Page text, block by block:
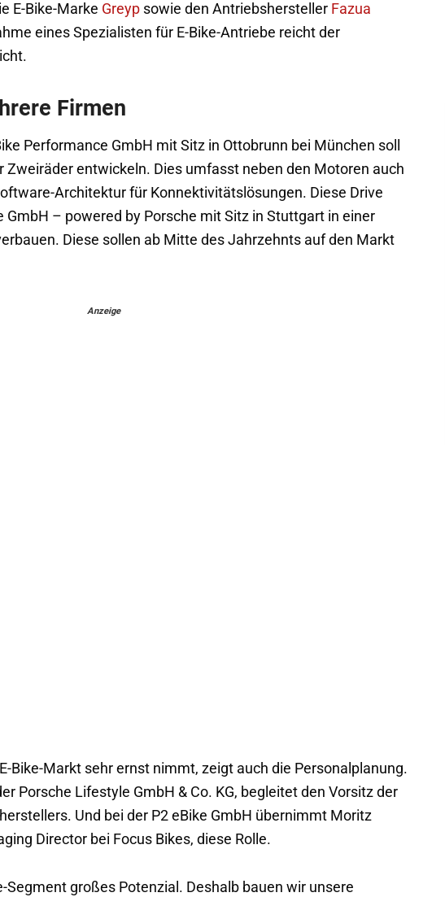
E-Bike-Marke Greyp sowie den Antriebshersteller Fazua
eines Spezialisten für E-Bike-Antriebe reicht der
Firmen
Performance GmbH mit Sitz in Ottobrunn bei München soll
entwickeln. Dies umfasst neben den Motoren auch
Architektur für Konnektivitätslösungen. Diese Drive
GmbH – powered by Porsche mit Sitz in Stuttgart in einer
Diese sollen ab Mitte des Jahrzehnts auf den Markt
Anzeige
Bike-Markt sehr ernst nimmt, zeigt auch die Personalplanung.
Porsche Lifestyle GmbH & Co. KG, begleitet den Vorsitz der
Und bei der P2 eBike GmbH übernimmt Moritz
Director bei Focus Bikes, diese Rolle.
Segment großes Potenzial. Deshalb bauen wir unsere